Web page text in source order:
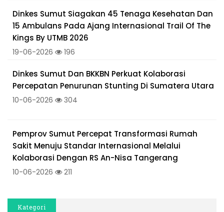
Dinkes Sumut Siagakan 45 Tenaga Kesehatan Dan
15 Ambulans Pada Ajang Internasional Trail Of The
Kings By UTMB 2026
19-06-2026 196
Dinkes Sumut Dan BKKBN Perkuat Kolaborasi
Percepatan Penurunan Stunting Di Sumatera Utara
10-06-2026 304
Pemprov Sumut Percepat Transformasi Rumah
Sakit Menuju Standar Internasional Melalui
Kolaborasi Dengan RS An-Nisa Tangerang
10-06-2026 211
Kategori